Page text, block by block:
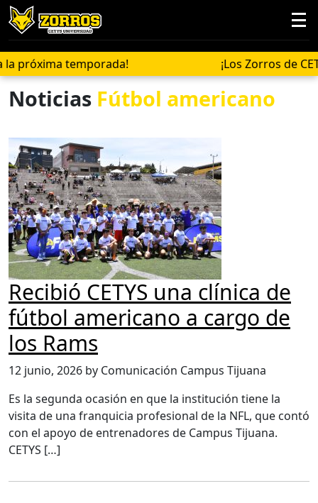
temporada! ¡Los Zorros de CETYS
Noticias Fútbol americano
Recibió CETYS una clínica de
fútbol americano a cargo de
los Rams
12 junio, 2026 by Comunicación Campus Tijuana
Es la segunda ocasión en que la institución tiene la
visita de una franquicia profesional de la NFL, que contó
con el apoyo de entrenadores de Campus Tijuana.
CETYS […]